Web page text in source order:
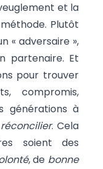
et la
Plutôt
« adversaire »,
partenaire. Et
pour trouver
compromis,
générations à
réconcilier. Cela
soient des
, de bonne